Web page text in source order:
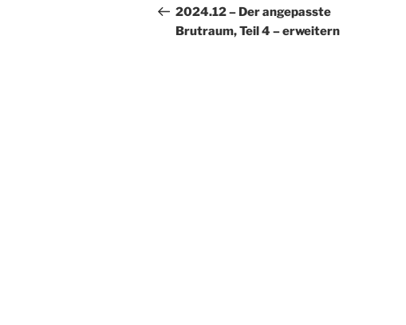
Beitrag
2024.12 – Der angepasste
Brutraum, Teil 4 – erweitern